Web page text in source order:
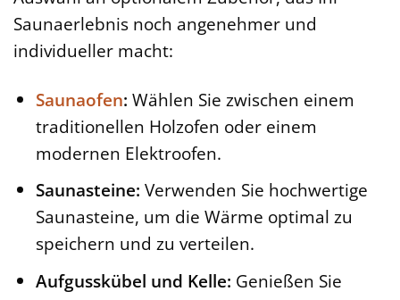
Saunaerlebnis noch angenehmer und
individueller macht:
Saunaofen: Wählen Sie zwischen einem
traditionellen Holzofen oder einem
modernen Elektroofen.
Saunasteine: Verwenden Sie hochwertige
Saunasteine, um die Wärme optimal zu
speichern und zu verteilen.
Aufgusskübel und Kelle: Genießen Sie